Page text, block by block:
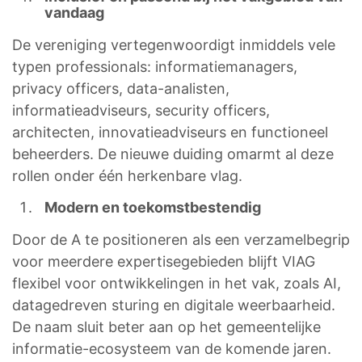
vandaag
De vereniging vertegenwoordigt inmiddels vele
typen professionals: informatiemanagers,
privacy officers, data-analisten,
informatieadviseurs, security officers,
architecten, innovatieadviseurs en functioneel
beheerders. De nieuwe duiding omarmt al deze
rollen onder één herkenbare vlag.
Modern en toekomstbestendig
Door de A te positioneren als een verzamelbegrip
voor meerdere expertisegebieden blijft VIAG
flexibel voor ontwikkelingen in het vak, zoals AI,
datagedreven sturing en digitale weerbaarheid.
De naam sluit beter aan op het gemeentelijke
informatie-ecosysteem van de komende jaren.